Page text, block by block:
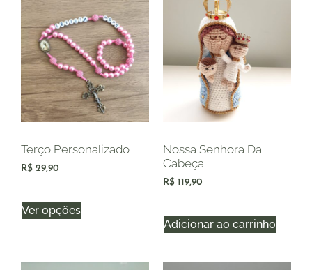
Terço Personalizado
R$ 29,90
Ver opções
Nossa Senhora Da
Cabeça
R$ 119,90
Adicionar ao carrinho